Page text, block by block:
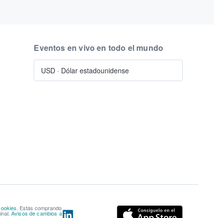
Eventos en vivo en todo el mundo
USD · Dólar estadounidense
. Estás comprando
Avisos de cambios a